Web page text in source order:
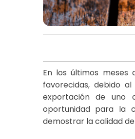
En los últimos
favorecidas, debido
exportación de uno
oportunidad para la
demostrar la calidad